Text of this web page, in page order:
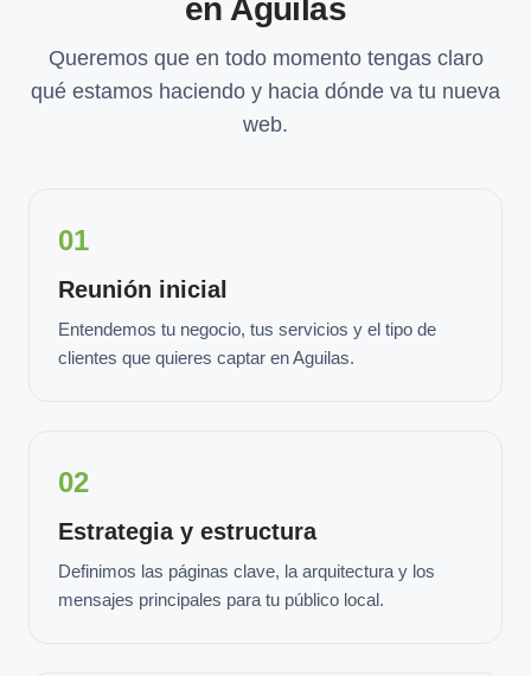
en Aguilas
Queremos que en todo momento tengas claro
qué estamos haciendo y hacia dónde va tu nueva
web.
01
Reunión inicial
Entendemos tu negocio, tus servicios y el tipo de
clientes que quieres captar en Aguilas.
02
Estrategia y estructura
Definimos las páginas clave, la arquitectura y los
mensajes principales para tu público local.